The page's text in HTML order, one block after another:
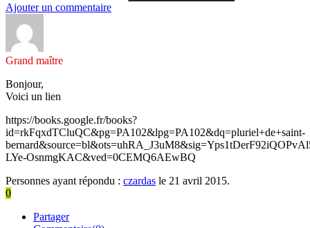
Ajouter un commentaire
Grand maître
Bonjour,
Voici un lien
https://books.google.fr/books?
id=rkFqxdTCluQC&pg=PA102&lpg=PA102&dq=pluriel+de+saint-
LYe-OsnmgKAC&ved=0CEMQ6AEwBQ
Personnes ayant répondu : czardas le 21 avril 2015.
0
Partager